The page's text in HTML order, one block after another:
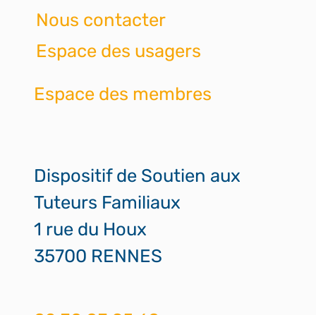
Nous contacter
Espace des usagers
Espace des membres
Dispositif de Soutien aux
Tuteurs Familiaux
1 rue du Houx
35700 RENNES